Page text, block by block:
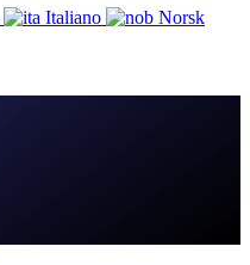
Italiano
Norsk